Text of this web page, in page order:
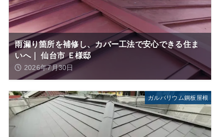
雨漏り箇所を補修し、カバー工法で安心できる住ま
いへ｜ 仙台市 Ｅ様邸
2026年7月30日
ガルバリウム鋼板屋根